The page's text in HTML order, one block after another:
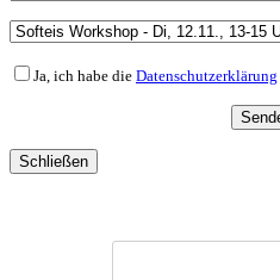
Ja, ich habe die Datenschutzerklärung
Schließen